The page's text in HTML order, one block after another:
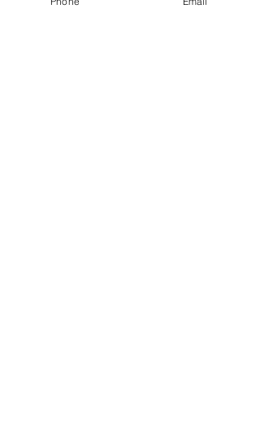
para medir las capacidades cognitivas,